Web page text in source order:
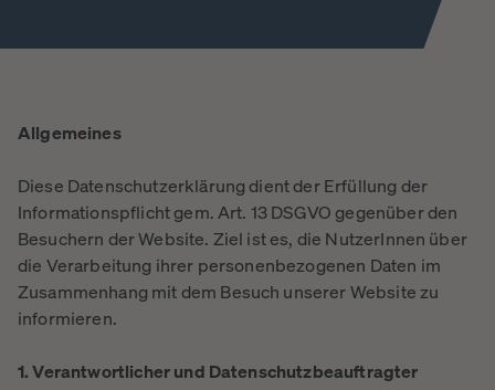
Allgemeines
Diese Datenschutzerklärung dient der Erfüllung der
Informationspflicht gem. Art. 13 DSGVO gegenüber den
Besuchern der Website. Ziel ist es, die NutzerInnen über
die Verarbeitung ihrer personenbezogenen Daten im
Zusammenhang mit dem Besuch unserer Website zu
informieren.
1. Verantwortlicher und Datenschutzbeauftragter